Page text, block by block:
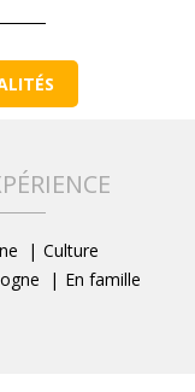
Culture
En famille